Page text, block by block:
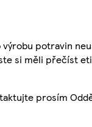
potravin
si měli přečíst
prosím